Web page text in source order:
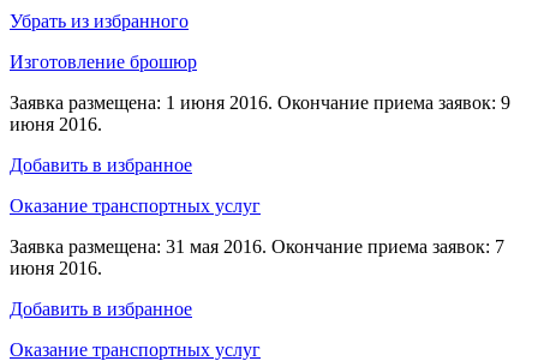
Убрать из избранного
Изготовление брошюр
Заявка размещена: 1 июня 2016. Окончание приема заявок: 9
июня 2016.
Добавить в избранное
Оказание транспортных услуг
Заявка размещена: 31 мая 2016. Окончание приема заявок: 7
июня 2016.
Добавить в избранное
Оказание транспортных услуг